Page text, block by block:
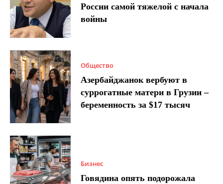
России самой тяжелой с начала
войны
Общество
Азербайджанок вербуют в
суррогатные матери в Грузии –
беременность за $17 тысяч
Бизнес
Говядина опять подорожала